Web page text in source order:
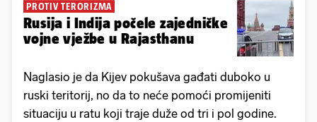
PROTIV TERORIZMA
Rusija i Indija počele zajedničke
vojne vježbe u Rajasthanu
Naglasio je da Kijev pokušava gađati duboko u
ruski teritorij, no da to neće pomoći promijeniti
situaciju u ratu koji traje duže od tri i pol godine.